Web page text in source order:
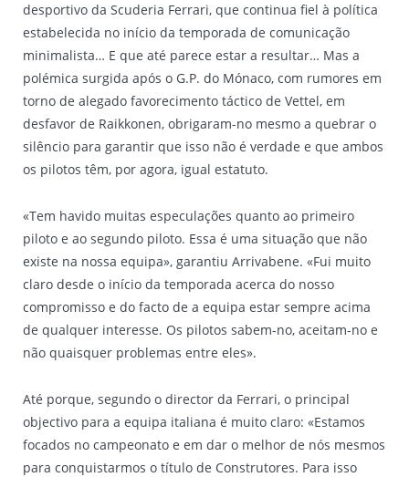
desportivo da Scuderia Ferrari, que continua fiel à política
estabelecida no início da temporada de comunicação
minimalista… E que até parece estar a resultar… Mas a
polémica surgida após o G.P. do Mónaco, com rumores em
torno de alegado favorecimento táctico de Vettel, em
desfavor de Raikkonen, obrigaram-no mesmo a quebrar o
silêncio para garantir que isso não é verdade e que ambos
os pilotos têm, por agora, igual estatuto.
«Tem havido muitas especulações quanto ao primeiro
piloto e ao segundo piloto. Essa é uma situação que não
existe na nossa equipa», garantiu Arrivabene. «Fui muito
claro desde o início da temporada acerca do nosso
compromisso e do facto de a equipa estar sempre acima
de qualquer interesse. Os pilotos sabem-no, aceitam-no e
não quaisquer problemas entre eles».
Até porque, segundo o director da Ferrari, o principal
objectivo para a equipa italiana é muito claro: «Estamos
focados no campeonato e em dar o melhor de nós mesmos
para conquistarmos o título de Construtores. Para isso